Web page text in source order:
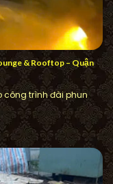
& Rooftop – Quận
công trình đài phun